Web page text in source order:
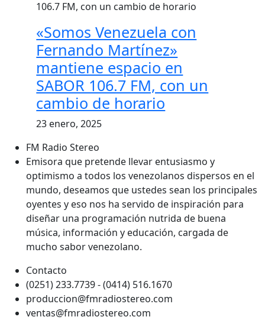
«Somos Venezuela con
Fernando Martínez»
mantiene espacio en
SABOR 106.7 FM, con un
cambio de horario
23 enero, 2025
FM Radio Stereo
Emisora que pretende llevar entusiasmo y
optimismo a todos los venezolanos dispersos en el
mundo, deseamos que ustedes sean los principales
oyentes y eso nos ha servido de inspiración para
diseñar una programación nutrida de buena
música, información y educación, cargada de
mucho sabor venezolano.
Contacto
(0251) 233.7739 - (0414) 516.1670
produccion@fmradiostereo.com
ventas@fmradiostereo.com